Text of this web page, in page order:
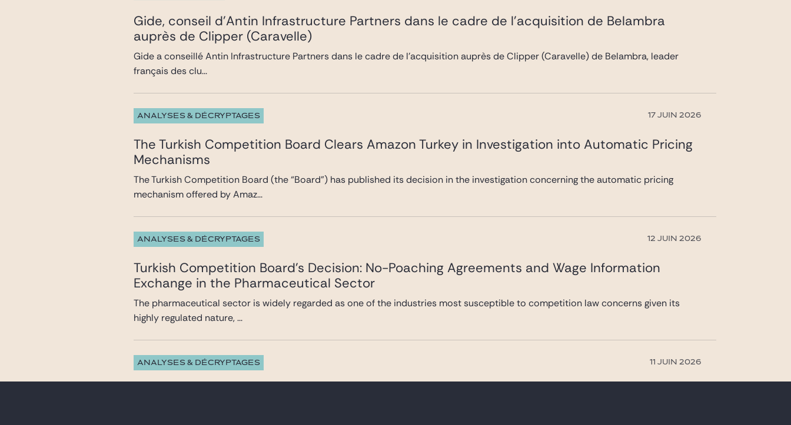
Gide, conseil d’Antin Infrastructure Partners dans le cadre de l’acquisition de Belambra
auprès de Clipper (Caravelle)
Gide a conseillé Antin Infrastructure Partners dans le cadre de l’acquisition auprès de Clipper (Caravelle) de Belambra, leader
français des clu...
ANALYSES & DÉCRYPTAGES 17 JUIN 2026
The Turkish Competition Board Clears Amazon Turkey in Investigation into Automatic Pricing
Mechanisms
The Turkish Competition Board (the “Board”) has published its decision in the investigation concerning the automatic pricing
mechanism offered by Amaz...
ANALYSES & DÉCRYPTAGES 12 JUIN 2026
Turkish Competition Board’s Decision: No-Poaching Agreements and Wage Information
Exchange in the Pharmaceutical Sector
The pharmaceutical sector is widely regarded as one of the industries most susceptible to competition law concerns given its
highly regulated nature, ...
ANALYSES & DÉCRYPTAGES 11 JUIN 2026